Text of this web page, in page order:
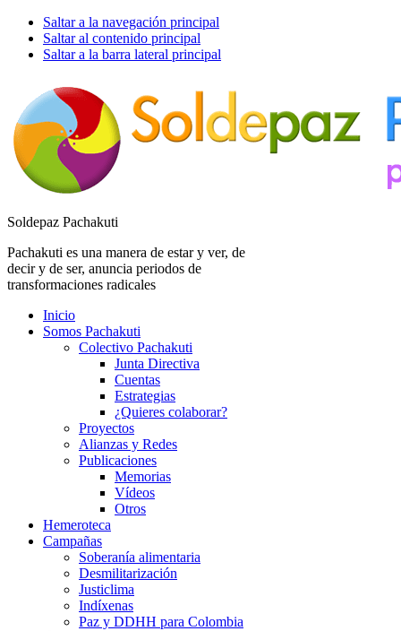
Saltar a la navegación principal
Saltar al contenido principal
Saltar a la barra lateral principal
Soldepaz Pachakuti
Pachakuti es una manera de estar y ver, de
decir y de ser, anuncia periodos de
transformaciones radicales
Inicio
Somos Pachakuti
Colectivo Pachakuti
Junta Directiva
Cuentas
Estrategias
¿Quieres colaborar?
Proyectos
Alianzas y Redes
Publicaciones
Memorias
Vídeos
Otros
Hemeroteca
Campañas
Soberanía alimentaria
Desmilitarización
Justiclima
Indíxenas
Paz y DDHH para Colombia